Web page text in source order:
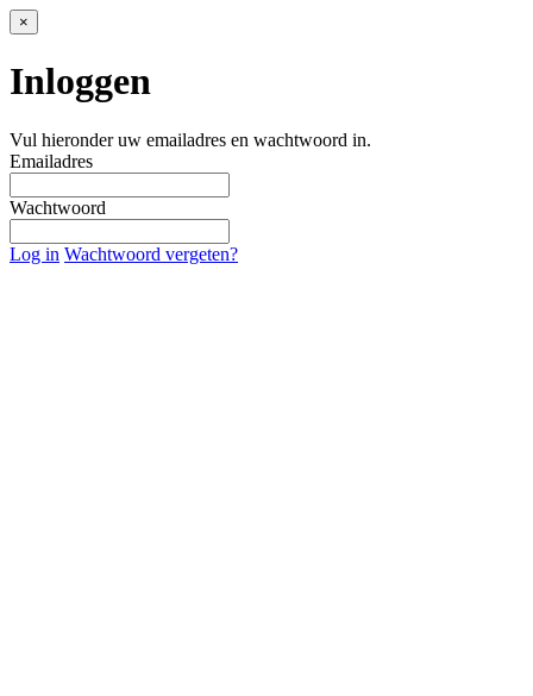
×
Inloggen
Vul hieronder uw emailadres en wachtwoord in.
Emailadres
Wachtwoord
Log in Wachtwoord vergeten?